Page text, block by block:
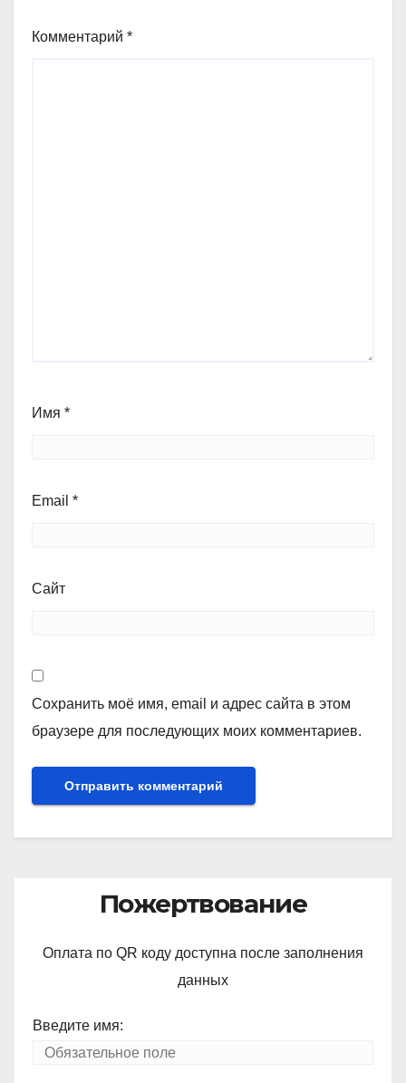
Комментарий *
Имя *
Email *
Сайт
Сохранить моё имя, email и адрес сайта в этом
браузере для последующих моих комментариев.
Пожертвование
Оплата по QR коду доступна после заполнения
данных
Введите имя: